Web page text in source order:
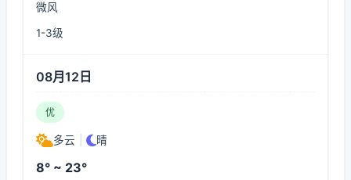
微风
1-3级
08月12日
优
多云 晴
8° ~ 23°